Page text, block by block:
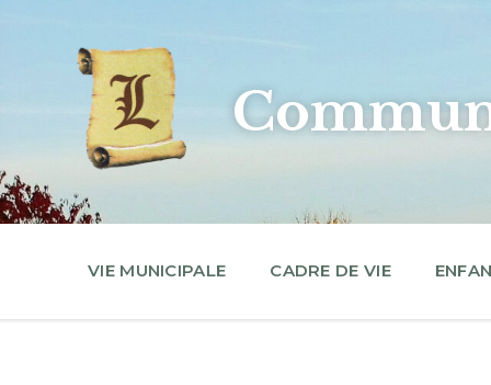
navigation
VIE MUNICIPALE CADRE DE VIE